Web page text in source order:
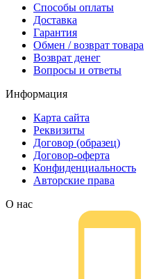
Способы оплаты
Доставка
Гарантия
Обмен / возврат товара
Возврат денег
Вопросы и ответы
Информация
Карта сайта
Реквизиты
Договор (образец)
Договор-оферта
Конфиденциальность
Авторские права
О нас